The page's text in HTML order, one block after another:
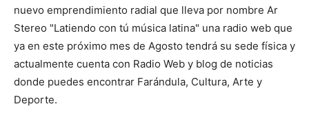
nuevo emprendimiento radial que lleva por nombre Ar
Stereo "Latiendo con tú música latina" una radio web que
ya en este próximo mes de Agosto tendrá su sede física y
actualmente cuenta con Radio Web y blog de noticias
donde puedes encontrar Farándula, Cultura, Arte y
Deporte.